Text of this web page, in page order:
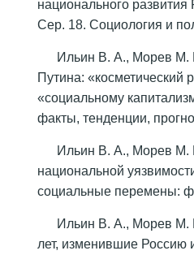
национального развития
Сер. 18. Социология и
Ильин В. А., Морев М.
Путина: «косметический
«социальному
факты, тенденции,
Ильин В. А., Морев М.
национальной
социальные перемены:
Ильин В. А., Морев М.
лет, изменившие Россию